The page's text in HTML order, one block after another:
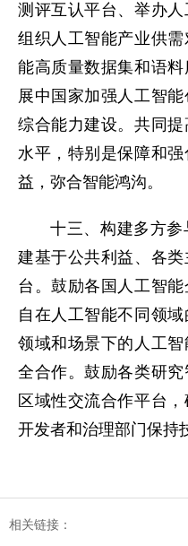
测评互认平台、举办人
组织人工智能产业供
能高质量数据集和语
展中国家加强人工智
综合能力建设。共同
水平，特别是保障和
益，弥合智能鸿沟。
十三、构建多方
建基于公共利益、各
台。鼓励各国人工智
自在人工智能不同领
领域和场景下的人工
全合作。鼓励各类研
区域性交流合作平台
开发者和治理部门保持
相关链接：